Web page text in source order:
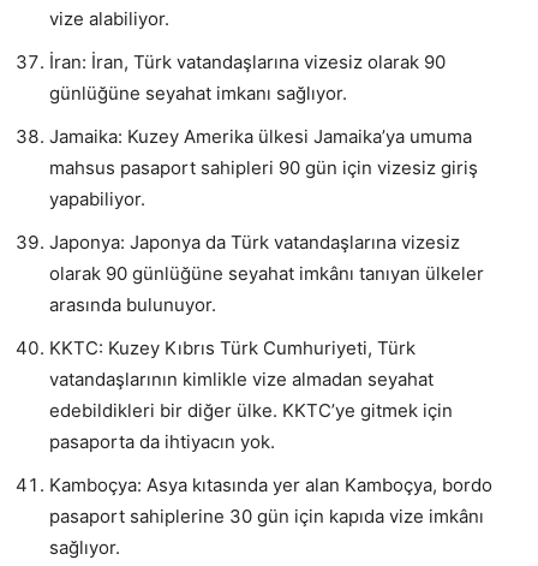
vize alabiliyor.
İran: İran, Türk vatandaşlarına vizesiz olarak 90
günlüğüne seyahat imkanı sağlıyor.
Jamaika: Kuzey Amerika ülkesi Jamaika’ya umuma
mahsus pasaport sahipleri 90 gün için vizesiz giriş
yapabiliyor.
Japonya: Japonya da Türk vatandaşlarına vizesiz
olarak 90 günlüğüne seyahat imkânı tanıyan ülkeler
arasında bulunuyor.
KKTC: Kuzey Kıbrıs Türk Cumhuriyeti, Türk
vatandaşlarının kimlikle vize almadan seyahat
edebildikleri bir diğer ülke. KKTC’ye gitmek için
pasaporta da ihtiyacın yok.
Kamboçya: Asya kıtasında yer alan Kamboçya, bordo
pasaport sahiplerine 30 gün için kapıda vize imkânı
sağlıyor.